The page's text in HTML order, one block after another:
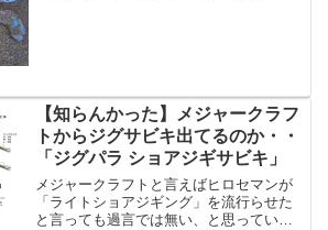
【知らんかった】メジャークラフ
トからジグサビキ出てるのか・・
「ジグパラ ショアジギサビキ」
メジャークラフトと言えばヒロセマンが
「ライトショアジギング」を流行らせた
と言っても過言では無い、と思っている